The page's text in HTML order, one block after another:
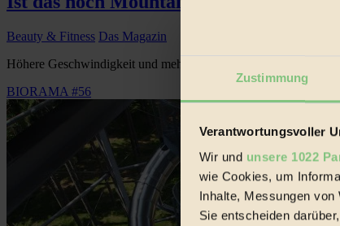
Zustimmung
Verantwortungsvoller
Wir und unsere 1022
wie Cookies, um
Inhalte, Messungen
Sie entscheiden
Beauty & Fitness Das Magazin
Höhere Geschwindigkeit und mehr Reichweite bei weniger
BIORAMA #56